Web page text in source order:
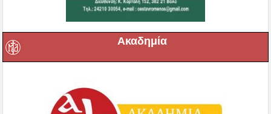
Ακαδημία